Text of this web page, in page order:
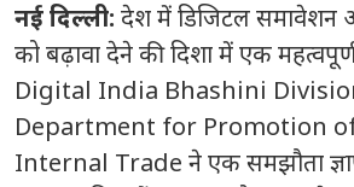
नई दिल्ली: देश में डिजिटल समावेशन
को बढ़ावा देने की दिशा में एक
Digital India Bhashini
Department for Promotion
Internal Trade ने एक समझौता